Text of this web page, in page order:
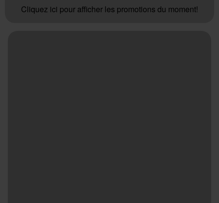
Cliquez ici pour afficher les promotions du moment!